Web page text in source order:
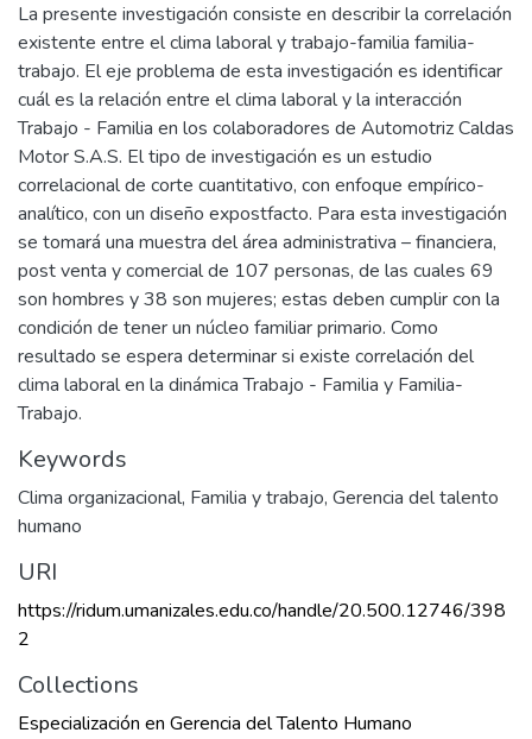
La presente investigación consiste en describir la correlación
existente entre el clima laboral y trabajo-familia familia-
trabajo. El eje problema de esta investigación es identificar
cuál es la relación entre el clima laboral y la interacción
Trabajo - Familia en los colaboradores de Automotriz Caldas
Motor S.A.S. El tipo de investigación es un estudio
correlacional de corte cuantitativo, con enfoque empírico-
analítico, con un diseño expostfacto. Para esta investigación
se tomará una muestra del área administrativa – financiera,
post venta y comercial de 107 personas, de las cuales 69
son hombres y 38 son mujeres; estas deben cumplir con la
condición de tener un núcleo familiar primario. Como
resultado se espera determinar si existe correlación del
clima laboral en la dinámica Trabajo - Familia y Familia-
Trabajo.
Keywords
Clima organizacional, Familia y trabajo, Gerencia del talento
humano
URI
https://ridum.umanizales.edu.co/handle/20.500.12746/398
2
Collections
Especialización en Gerencia del Talento Humano